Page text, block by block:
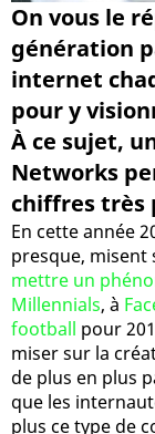
On vous le
génération
internet
pour y
À ce sujet,
Networks
chiffres très
En cette année
presque, misent
mettre un
Millennials, à
football pour
miser sur la
de plus en plus
que les
plus ce type de